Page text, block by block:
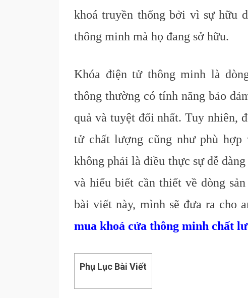
khoá truyền thống bởi vì sự hữu
thông minh mà họ đang sở hữu.
Khóa điện tử thông minh là
thông thường có tính năng bảo
quả và tuyệt đối nhất. Tuy nhiên,
tử chất lượng cũng như phù hợp
không phải là điều thực sự dễ
và hiểu biết cần thiết về dòng
bài viết này, mình sẽ đưa ra cho
mua khoá cửa thông minh chất
Phụ Lục Bài Viết